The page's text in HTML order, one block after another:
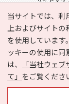
当サイトでは、
上およびサイト
を使用しています
ッキーの使用に同
は、
「当社ウェ
て」 をご覧くださ